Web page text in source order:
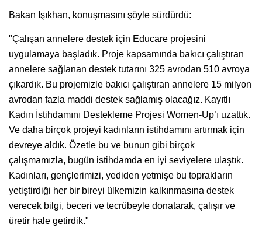
Bakan Işıkhan, konuşmasını şöyle sürdürdü:
"Çalışan annelere destek için Educare projesini
uygulamaya başladık. Proje kapsamında bakıcı çalıştıran
annelere sağlanan destek tutarını 325 avrodan 510 avroya
çıkardık. Bu projemizle bakıcı çalıştıran annelere 15 milyon
avrodan fazla maddi destek sağlamış olacağız. Kayıtlı
Kadın İstihdamını Destekleme Projesi Women-Up’ı uzattık.
Ve daha birçok projeyi kadınların istihdamını artırmak için
devreye aldık. Özetle bu ve bunun gibi birçok
çalışmamızla, bugün istihdamda en iyi seviyelere ulaştık.
Kadınları, gençlerimizi, yediden yetmişe bu toprakların
yetiştirdiği her bir bireyi ülkemizin kalkınmasına destek
verecek bilgi, beceri ve tecrübeyle donatarak, çalışır ve
üretir hale getirdik."